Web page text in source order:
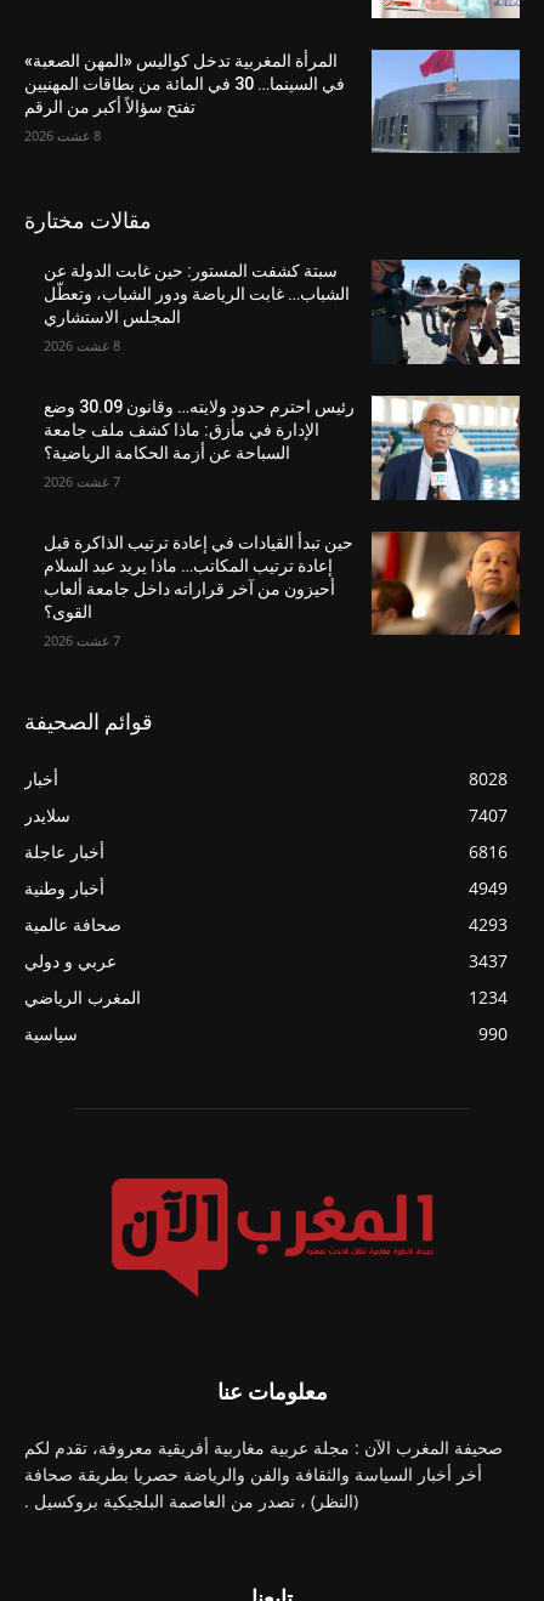
المرأة المغربية تدخل كواليس «المهن الصعبة»
في السينما… 30 في المائة من بطاقات المهنيين
تفتح سؤالاً أكبر من الرقم
8 غشت 2026
مقالات مختارة
سبتة كشفت المستور: حين غابت الدولة عن
الشباب… غابت الرياضة ودور الشباب، وتعطّل
المجلس الاستشاري
8 غشت 2026
رئيس احترم حدود ولايته… وقانون 30.09 وضع
الإدارة في مأزق: ماذا كشف ملف جامعة
السباحة عن أزمة الحكامة الرياضية؟
7 غشت 2026
حين تبدأ القيادات في إعادة ترتيب الذاكرة قبل
إعادة ترتيب المكاتب… ماذا يريد عبد السلام
أحيزون من آخر قراراته داخل جامعة ألعاب
القوى؟
7 غشت 2026
قوائم الصحيفة
أخبار
8028
سلايدر
7407
أخبار عاجلة
6816
أخبار وطنية
4949
صحافة عالمية
4293
عربي و دولي
3437
المغرب الرياضي
1234
سياسية
990
معلومات عنا
صحيفة المغرب الآن : مجلة عربية مغاربية أفريقية معروفة، تقدم لكم
أخر أخبار السياسة والثقافة والفن والرياضة حصريا بطريقة صحافة
(النظر) ، تصدر من العاصمة البلجيكية بروكسيل .